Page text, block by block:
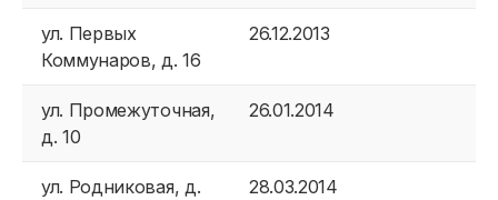
ул. Первых
Коммунаров, д. 16
26.12.2013
ул. Промежуточная,
д. 10
26.01.2014
ул. Родниковая, д.
28.03.2014